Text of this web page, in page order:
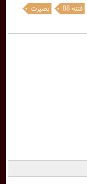
فتنه 88 بصیرت